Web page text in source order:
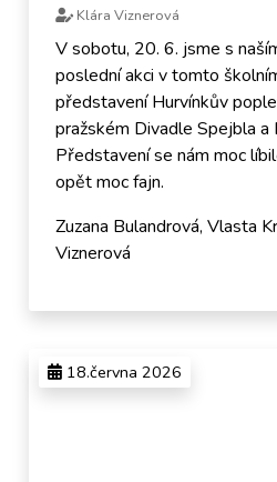
Klára Viznerová
V sobotu, 20. 6. jsme s
poslední akci v tomto
představení Hurvínkův
pražském Divadle Spejbla a
Představení se nám moc
opět moc fajn.
Zuzana Bulandrová, Vlasta
Viznerová
18.června 2026